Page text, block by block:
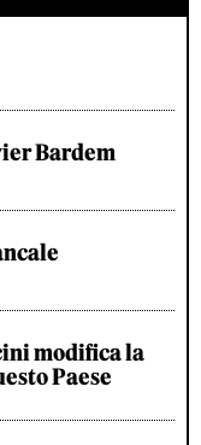
Bardem
modifica la
Paese